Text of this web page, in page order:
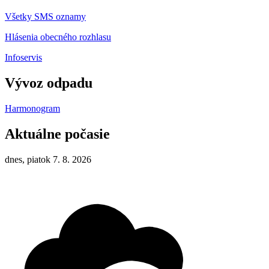
Všetky SMS oznamy
Hlásenia obecného rozhlasu
Infoservis
Vývoz odpadu
Harmonogram
Aktuálne počasie
dnes, piatok 7. 8. 2026